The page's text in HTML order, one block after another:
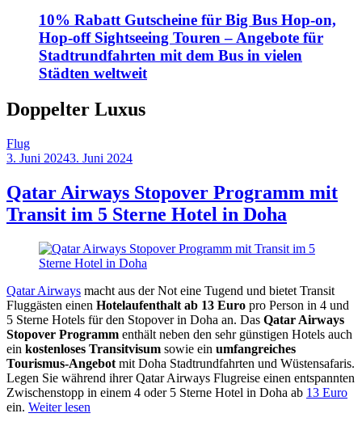
10% Rabatt Gutscheine für Big Bus Hop-on,
Hop-off Sightseeing Touren – Angebote für
Stadtrundfahrten mit dem Bus in vielen
Städten weltweit
Doppelter Luxus
Flug
3. Juni 20243. Juni 2024
Allan
Qatar Airways Stopover Programm mit
Transit im 5 Sterne Hotel in Doha
Qatar Airways macht aus der Not eine Tugend und bietet Transit
Fluggästen einen Hotelaufenthalt ab 13 Euro pro Person in 4 und
5 Sterne Hotels für den Stopover in Doha an. Das Qatar Airways
Stopover Programm enthält neben den sehr günstigen Hotels auch
ein kostenloses Transitvisum sowie ein umfangreiches
Tourismus-Angebot mit Doha Stadtrundfahrten und Wüstensafaris.
Legen Sie während ihrer Qatar Airways Flugreise einen entspannten
Zwischenstopp in einem 4 oder 5 Sterne Hotel in Doha ab 13 Euro
ein. Weiter lesen